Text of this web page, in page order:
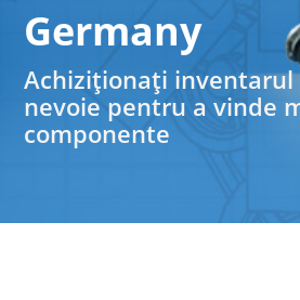
Germany
Achiziționați inventarul
nevoie pentru a vinde
componente